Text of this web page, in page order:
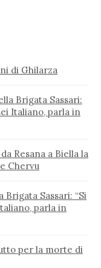
di Ghilarza
Brigata Sassari:
Italiano, parla in
Resana a Biella la
Chervu
Brigata Sassari: “Si
parla in
per la morte di